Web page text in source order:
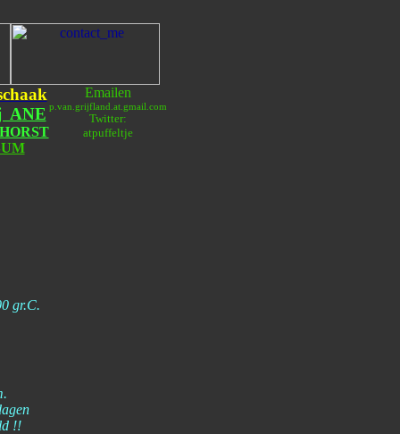
ANE
Emailen
p.van.grijfland.at.gmail.com
Twitter:
atpuffeltje
gr.C.
!!